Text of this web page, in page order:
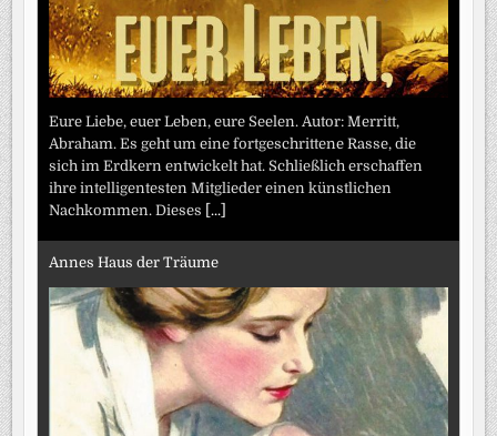
Eure Liebe, euer Leben, eure Seelen. Autor: Merritt,
Abraham. Es geht um eine fortgeschrittene Rasse, die
sich im Erdkern entwickelt hat. Schließlich erschaffen
ihre intelligentesten Mitglieder einen künstlichen
Nachkommen. Dieses [...]
Annes Haus der Träume